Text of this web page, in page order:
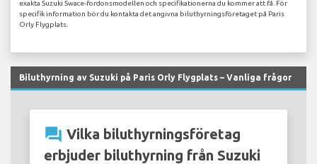
exakta Suzuki Swace-fordonsmodellen och specifikationerna du kommer att få. För
specifik information bör du kontakta det angivna biluthyrningsföretaget på Paris
Orly Flygplats.
Biluthyrning av Suzuki på Paris Orly Flygplats – Vanliga frågor
question_answer Vilka biluthyrningsföretag
erbjuder biluthyrning från Suzuki